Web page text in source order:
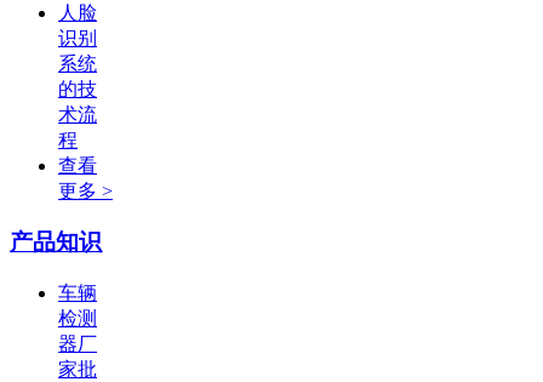
人脸
识别
系统
的技
术流
程
查看
更多 >
产品知识
车辆
检测
器厂
家批